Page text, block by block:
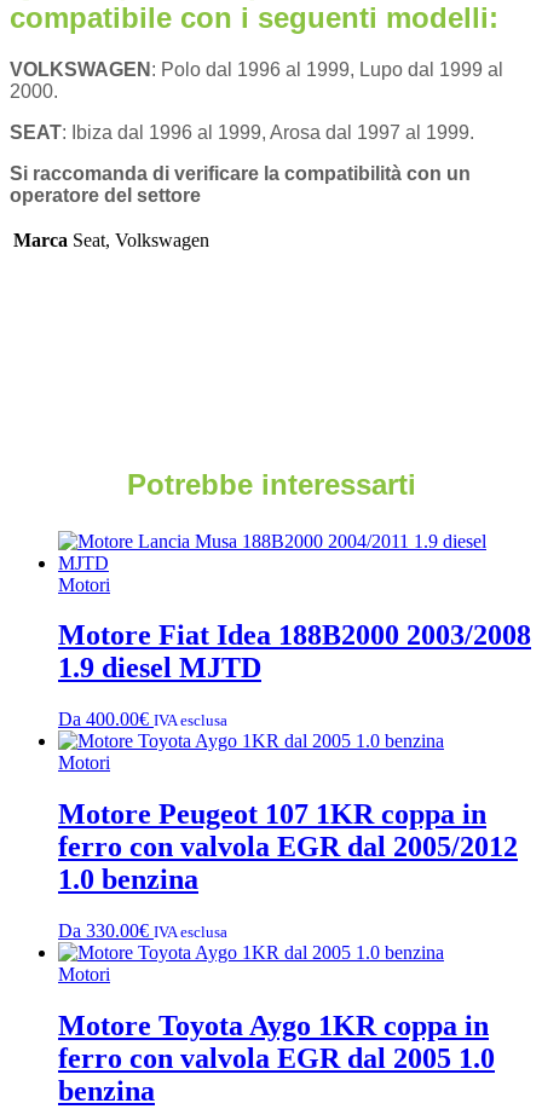
compatibile con i seguenti modelli:
VOLKSWAGEN : Polo dal 1996 al 1999, Lupo dal 1999 al
2000.
SEAT:
Ibiza dal 1996 al 1999, Arosa dal 1997 al 1999.
Si raccomanda di verificare la compatibilità con un
operatore del settore
Marca Seat, Volkswagen
Potrebbe interessarti
Motori
Motore Fiat Idea 188B2000 2003/2008
1.9 diesel MJTD
Da 400.00€ IVA esclusa
Motori
Motore Peugeot 107 1KR coppa in
ferro con valvola EGR dal 2005/2012
1.0 benzina
Da 330.00€ IVA esclusa
Motori
Motore Toyota Aygo 1KR coppa in
ferro con valvola EGR dal 2005 1.0
benzina